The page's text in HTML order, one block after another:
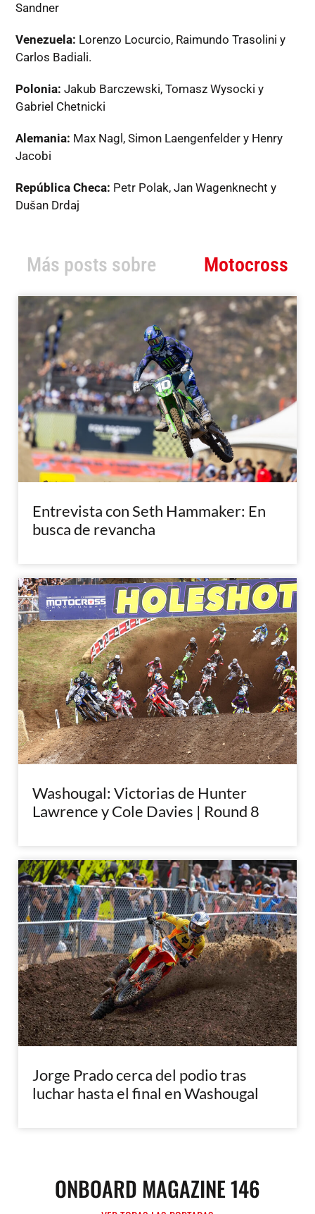
Sandner
Venezuela: Lorenzo Locurcio, Raimundo Trasolini y
Carlos Badiali.
Polonia: Jakub Barczewski, Tomasz Wysocki y
Gabriel Chetnicki
Alemania: Max Nagl, Simon Laengenfelder y Henry
Jacobi
República Checa: Petr Polak, Jan Wagenknecht y
Dušan Drdaj
Más posts sobre Motocross
Entrevista con Seth Hammaker: En
busca de revancha
Washougal: Victorias de Hunter
Lawrence y Cole Davies | Round 8
Jorge Prado cerca del podio tras
luchar hasta el final en Washougal
ONBOARD MAGAZINE 146